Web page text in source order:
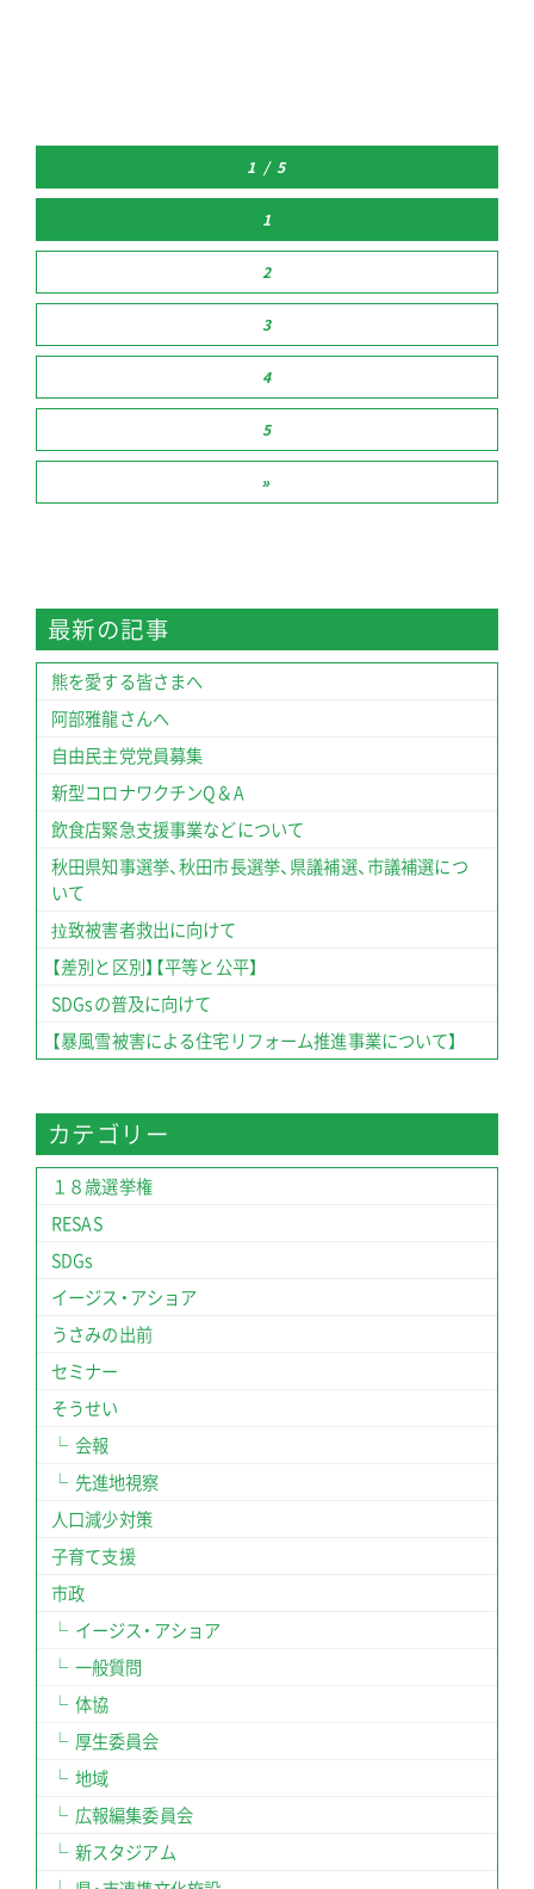
1 / 5
1
2
3
4
5
»
最新の記事
熊を愛する皆さまへ
阿部雅龍さんへ
自由民主党党員募集
新型コロナワクチンQ＆A
飲食店緊急支援事業などについて
秋田県知事選挙、秋田市長選挙、県議補選、市議補選につ
いて
拉致被害者救出に向けて
【差別と区別】【平等と公平】
SDGsの普及に向けて
【暴風雪被害による住宅リフォーム推進事業について】
カテゴリー
１８歳選挙権
RESAS
SDGs
イージス・アショア
うさみの出前
セミナー
そうせい
会報
先進地視察
人口減少対策
子育て支援
市政
イージス・アショア
一般質問
体協
厚生委員会
地域
広報編集委員会
新スタジアム